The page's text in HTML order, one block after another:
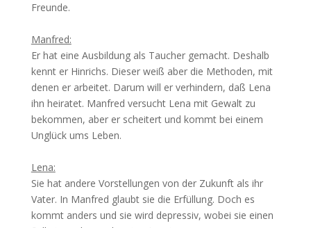
Freunde.
Manfred:
Er hat eine Ausbildung als Taucher gemacht. Deshalb
kennt er Hinrichs. Dieser weiß aber die Methoden, mit
denen er arbeitet. Darum will er verhindern, daß Lena
ihn heiratet. Manfred versucht Lena mit Gewalt zu
bekommen, aber er scheitert und kommt bei einem
Unglück ums Leben.
Lena:
Sie hat andere Vorstellungen von der Zukunft als ihr
Vater. In Manfred glaubt sie die Erfüllung. Doch es
kommt anders und sie wird depressiv, wobei sie einen